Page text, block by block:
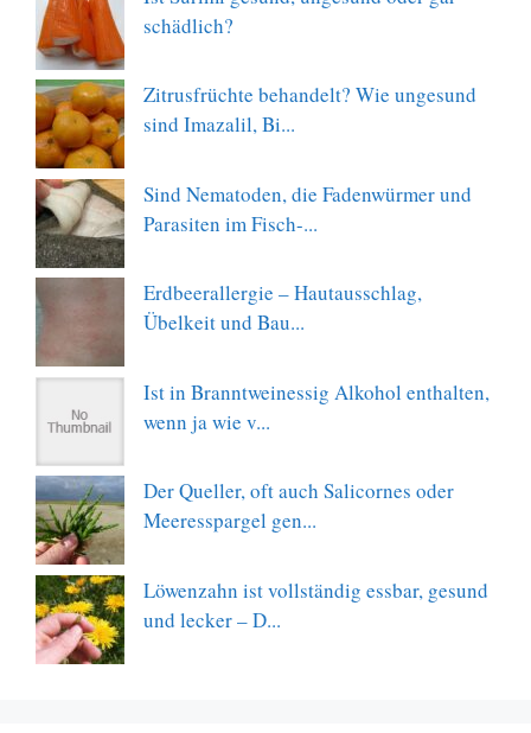
schädlich?
Zitrusfrüchte behandelt? Wie ungesund
sind Imazalil, Bi...
Sind Nematoden, die Fadenwürmer und
Parasiten im Fisch-...
Erdbeerallergie – Hautausschlag,
Übelkeit und Bau...
Ist in Branntweinessig Alkohol enthalten,
wenn ja wie v...
Der Queller, oft auch Salicornes oder
Meeresspargel gen...
Löwenzahn ist vollständig essbar, gesund
und lecker – D...